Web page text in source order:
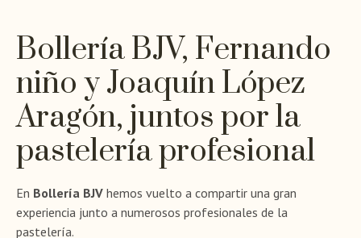
Bollería BJV, Fernando
niño y Joaquín López
Aragón, juntos por la
pastelería profesional
En Bollería BJV hemos vuelto a compartir una gran
experiencia junto a numerosos profesionales de la
pastelería.